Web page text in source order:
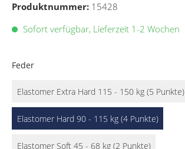
Produktnummer: 15428
Sofort verfügbar, Lieferzeit 1-2 Wochen
Feder
Elastomer Extra Hard 115 - 150 kg (5 Punkte)
Elastomer Hard 90 - 115 kg (4 Punkte)
Elastomer Soft 45 - 68 kg (2 Punkte)